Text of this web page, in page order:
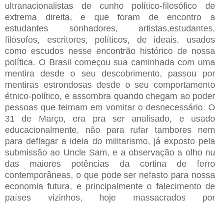
ultranacionalistas de cunho político-filosófico de
extrema direita, e que foram de encontro a
estudantes sonhadores, artistas,estudantes,
filósofos, escritores, políticos, de ideais, usados
como escudos nesse encontrão histórico de nossa
política. O Brasil começou sua caminhada com uma
mentira desde o seu descobrimento, passou por
mentiras estrondosas desde o seu comportamento
étnico-político, e assombra quando chegam ao poder
pessoas que teimam em vomitar o desnecessário. O
31 de Março, era pra ser analisado, e usado
educacionalmente, não para rufar tambores nem
para deflagar a ideia do militarismo, já exposto pela
submissão ao Uncle Sam, e a observação a olho nu
das maiores potências da cortina de ferro
contemporâneas, o que pode ser nefasto para nossa
economia futura, e principalmente o falecimento de
países vizinhos, hoje massacrados por